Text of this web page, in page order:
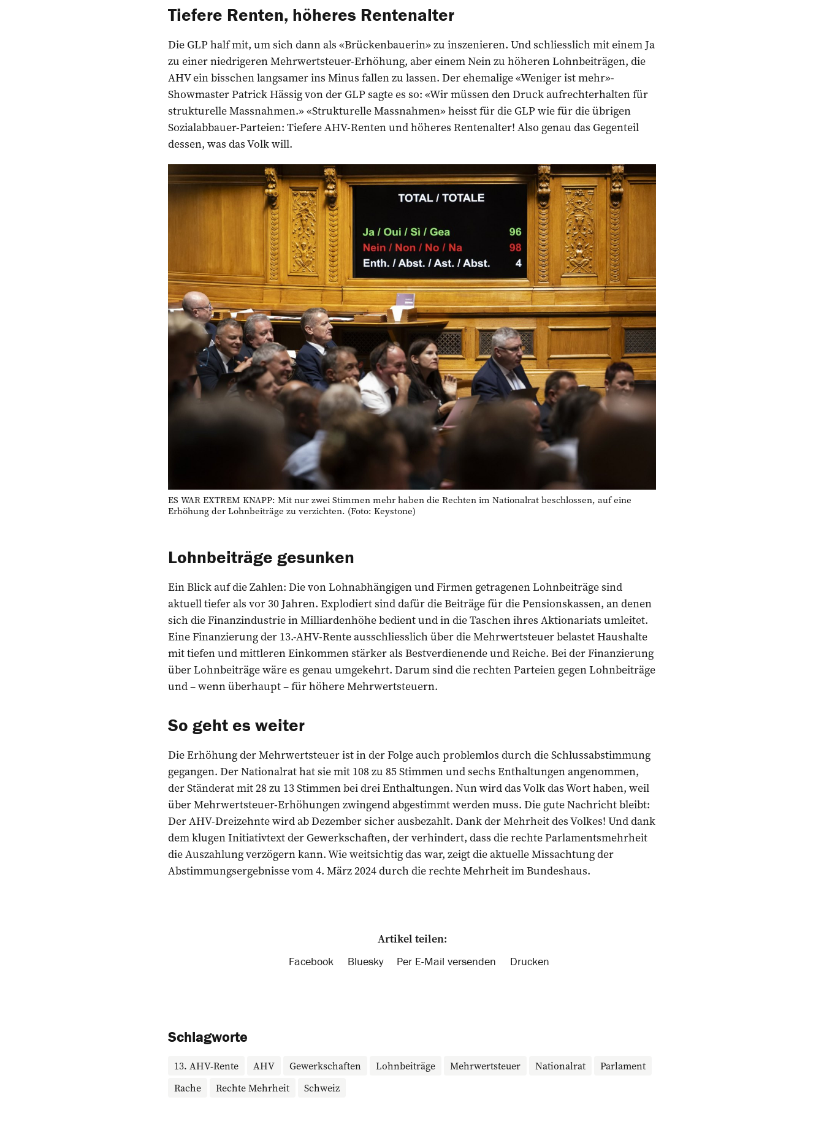
Tiefere Renten, höheres Rentenalter
Die GLP half mit, um sich dann als «Brückenbauerin» zu inszenieren. Und schliesslich mit einem Ja
zu einer niedrigeren Mehrwertsteuer-Erhöhung, aber einem Nein zu höheren Lohnbeiträgen, die
AHV ein bisschen langsamer ins Minus fallen zu lassen. Der ehemalige «Weniger ist mehr»-
Showmaster Patrick Hässig von der GLP sagte es so: «Wir müssen den Druck aufrechterhalten für
strukturelle Massnahmen.» «Strukturelle Massnahmen» heisst für die GLP wie für die übrigen
Sozialabbauer-Parteien: Tiefere AHV-Renten und höheres Rentenalter! Also genau das Gegenteil
dessen, was das Volk will.
ES WAR EXTREM KNAPP: Mit nur zwei Stimmen mehr haben die Rechten im Nationalrat beschlossen, auf eine
Erhöhung der Lohnbeiträge zu verzichten. (Foto: Keystone)
Lohnbeiträge gesunken
Ein Blick auf die Zahlen: Die von Lohnabhängigen und Firmen getragenen Lohnbeiträge sind
aktuell tiefer als vor 30 Jahren. Explodiert sind dafür die Beiträge für die Pensionskassen, an denen
sich die Finanzindustrie in Milliardenhöhe bedient und in die Taschen ihres Aktionariats umleitet.
Eine Finanzierung der 13.-AHV-Rente ausschliesslich über die Mehrwertsteuer belastet Haushalte
mit tiefen und mittleren Einkommen stärker als Bestverdienende und Reiche. Bei der Finanzierung
über Lohnbeiträge wäre es genau umgekehrt. Darum sind die rechten Parteien gegen Lohnbeiträge
und – wenn überhaupt – für höhere Mehrwertsteuern.
So geht es weiter
Die Erhöhung der Mehrwertsteuer ist in der Folge auch problemlos durch die Schlussabstimmung
gegangen. Der Nationalrat hat sie mit 108 zu 85 Stimmen und sechs Enthaltungen angenommen,
der Ständerat mit 28 zu 13 Stimmen bei drei Enthaltungen. Nun wird das Volk das Wort haben, weil
über Mehrwertsteuer-Erhöhungen zwingend abgestimmt werden muss. Die gute Nachricht bleibt:
Der AHV-Dreizehnte wird ab Dezember sicher ausbezahlt. Dank der Mehrheit des Volkes! Und dank
dem klugen Initiativtext der Gewerkschaften, der verhindert, dass die rechte Parlamentsmehrheit
die Auszahlung verzögern kann. Wie weitsichtig das war, zeigt die aktuelle Missachtung der
Abstimmungsergebnisse vom 4. März 2024 durch die rechte Mehrheit im Bundeshaus.
Artikel teilen:
Facebook Bluesky Per E-Mail versenden Drucken
Schlagworte
13. AHV-Rente AHV Gewerkschaften Lohnbeiträge Mehrwertsteuer Nationalrat
Parlament
Rache
Rechte Mehrheit Schweiz